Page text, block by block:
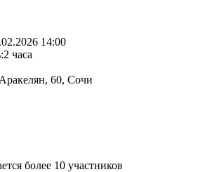
14:00
2 часа
60, Сочи
более 10 участников